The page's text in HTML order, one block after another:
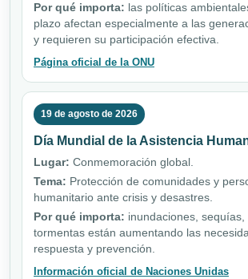
Por qué importa: las políticas
plazo afectan especialmente a las
y requieren su participación efectiva.
Página oficial de la ONU
19 de agosto de 2026
Día Mundial de la Asistencia
Lugar: Conmemoración global.
Tema: Protección de comunidades y
humanitario ante crisis y desastres.
Por qué importa: inundaciones, sequías,
tormentas están aumentando las
respuesta y prevención.
Información oficial de Naciones Unidas